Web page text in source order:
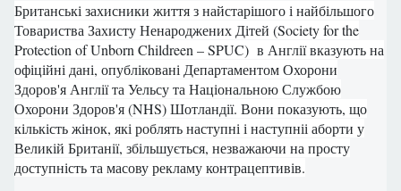
Британські захисники життя з найстарішого і найбільшого
Товариства Захисту Ненароджених Дітей (Society for the
Protection of Unborn Childreen – SPUC) в Англії вказують на
офіційні дані, опубліковані Департаментом Охорони
Здоров'я Англії та Уельсу та Національною Службою
Охорони Здоров'я (NHS) Шотландії. Вони показують, що
кількість жінок, які роблять наступні і наступніі аборти у
Великій Британії, збільшується, незважаючи на просту
доступність та масову рекламу контрацептивів.